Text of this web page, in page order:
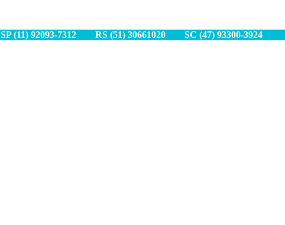
SP (11) 92093-7312 RS (51) 30661020 SC (47) 93300-3924